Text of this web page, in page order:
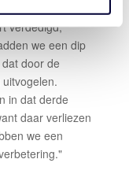
"We hebben
verdedigd,
we een dip
door de
in dat derde
daar verliezen
we een